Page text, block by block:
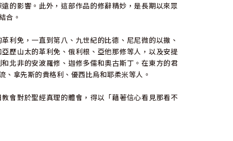
的影響。此外，這部作品的修辭精妙，是長期以來眾
合。
利免，一直到第八、九世紀的比德、尼尼微的以撒、
歷山太的革利免、俄利根、亞他那修等人，以及安提
北非的安波羅修、迦修多儒和奧古斯丁。在東方的君
拿先斯的貴格利、優西比烏和耶柔米等人。
會對於聖經真理的體會，得以「藉著信心看見那看不